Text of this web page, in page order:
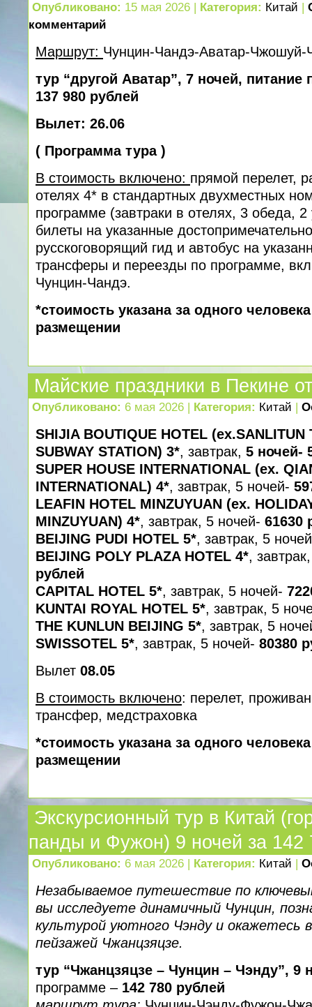
Опубликовано: 15 мая 2026 | Категория: Китай |
комментарий
Маршрут: Чунцин-Чандэ-Аватар-Чжошуй-
тур “другой Аватар”, 7 ночей, питание
137 980 рублей
Вылет: 26.06
( Программа тура)
В стоимость включено: прямой перелет,
отелях 4* в стандартных двухместных
программе (завтраки в отелях, 3 обеда,
билеты на указанные
русскоговорящий гид и автобус на
трансферы и переезды по программе,
Чунцин-Чандэ.
*стоимость указана за одного
размещении
Майские праздники в Пекине
Опубликовано: 6 мая 2026 | Категория: Китай |
SHIJIA BOUTIQUE HOTEL (ex.SANLITUN
SUBWAY STATION) 3*, завтрак, 5 ночей-
SUPER HOUSE INTERNATIONAL (ex.
INTERNATIONAL) 4*, завтрак, 5 ночей-
LEAFIN HOTEL MINZUYUAN (ex.
MINZUYUAN) 4*, завтрак, 5 ночей- 61630
BEIJING PUDI HOTEL 5*, завтрак, 5
BEIJING POLY PLAZA HOTEL 4*,
рублей
CAPITAL HOTEL 5*, завтрак, 5 ночей-
KUNTAI ROYAL HOTEL 5*, завтрак, 5
THE KUNLUN BEIJING 5*, завтрак, 5
SWISSOTEL 5*, завтрак, 5 ночей- 80380
Вылет 08.05
В стоимость включено: перелет,
трансфер, медcтраховка
*стоимость указана за одного
размещении
Экскурсионный тур в Китай
панды и Фужон) 9 ночей за 142
Опубликовано: 6 мая 2026 | Категория: Китай |
Незабываемое путешествие по
вы исследуете динамичный Чунцин,
культурой уютного Чэнду и окажетесь
пейзажей Чжанцзяцзе.
тур “Чжанцзяцзе – Чунцин – Чэнду”, 9
программе – 142 780 рублей